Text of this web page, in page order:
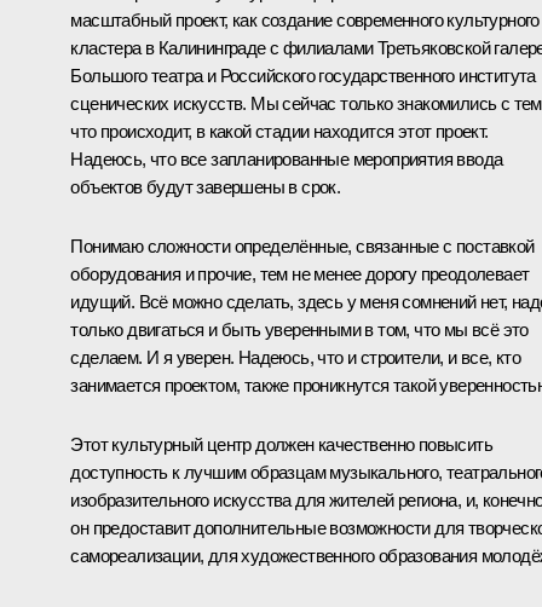
масштабный проект, как создание современного культурного
кластера в Калининграде с филиалами Третьяковской
Большого театра и Российского государственного института
сценических искусств. Мы сейчас толькознакомилисьс
что происходит, в какой стадии находится этот проект.
Надеюсь, что все запланированные мероприятия ввода
объектов будут завершены в срок.
Понимаю сложности определённые, связанные с поставкой
оборудования и прочие, тем не менее дорогу преодолевает
идущий. Всё можно сделать, здесь у меня сомнений нет,
только двигаться и быть уверенными в том, что мы всё это
сделаем. И я уверен. Надеюсь, что и строители, и все, кто
занимается проектом, также проникнутся такой
Этот культурный центр должен качественно повысить
доступность к лучшим образцам музыкального,
изобразительного искусства для жителей региона, и,
он предоставит дополнительные возможности для
самореализации, для художественного образования